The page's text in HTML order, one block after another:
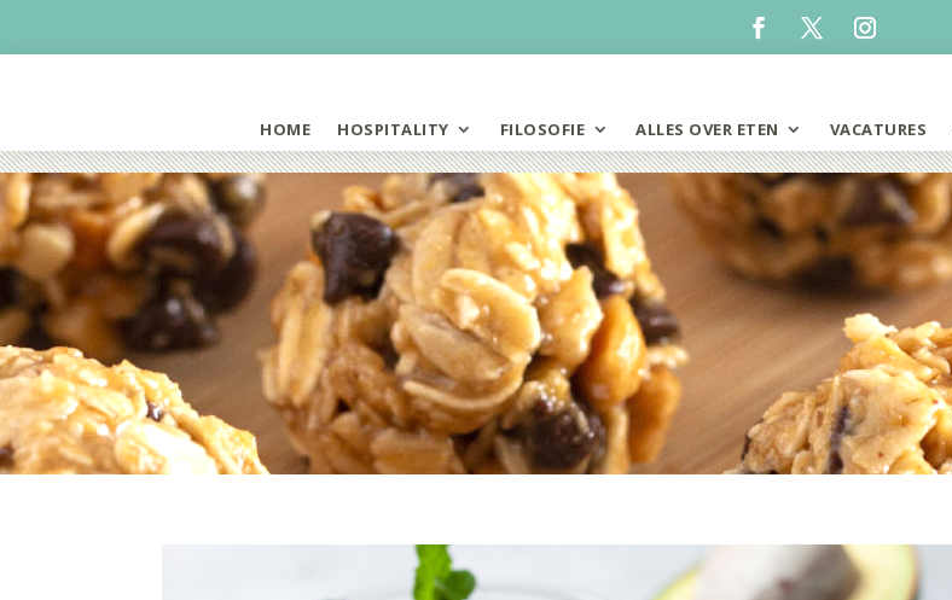
HOME HOSPITALITY FILOSOFIE ALLES OVER ETEN VACATURES